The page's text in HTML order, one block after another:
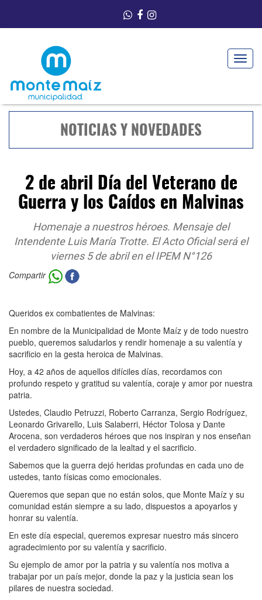
Toggle
NOTICIAS Y NOVEDADES
2 de abril Día del Veterano de
Guerra y los Caídos en Malvinas
Homenaje a nuestros héroes. Mensaje del
Intendente Luis María Trotte. El Acto Oficial será el
viernes 5 de abril en el IPEM N°126
Compartir
Queridos ex combatientes de Malvinas:
En nombre de la Municipalidad de Monte Maíz y de todo nuestro
pueblo, queremos saludarlos y rendir homenaje a su valentía y
sacrificio en la gesta heroica de Malvinas.
Hoy, a 42 años de aquellos difíciles días, recordamos con
profundo respeto y gratitud su valentía, coraje y amor por nuestra
patria.
Ustedes, Claudio Petruzzi, Roberto Carranza, Sergio Rodríguez,
Leonardo Grivarello, Luis Salaberri, Héctor Tolosa y Dante
Arocena, son verdaderos héroes que nos inspiran y nos enseñan
el verdadero significado de la lealtad y el sacrificio.
Sabemos que la guerra dejó heridas profundas en cada uno de
ustedes, tanto físicas como emocionales.
Queremos que sepan que no están solos, que Monte Maíz y su
comunidad están siempre a su lado, dispuestos a apoyarlos y
honrar su valentía.
En este día especial, queremos expresar nuestro más sincero
agradecimiento por su valentía y sacrificio.
Su ejemplo de amor por la patria y su valentía nos motiva a
trabajar por un país mejor, donde la paz y la justicia sean los
pilares de nuestra sociedad.